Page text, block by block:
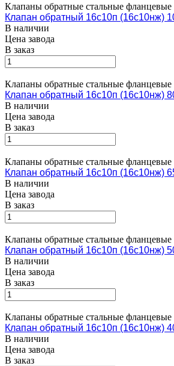
Клапаны обратные стальные фланцевые
Клапан обратный 16с10п (16с10нж)
В наличии
Цена завода
В заказ
Клапаны обратные стальные фланцевые
Клапан обратный 16с10п (16с10нж)
В наличии
Цена завода
В заказ
Клапаны обратные стальные фланцевые
Клапан обратный 16с10п (16с10нж)
В наличии
Цена завода
В заказ
Клапаны обратные стальные фланцевые
Клапан обратный 16с10п (16с10нж)
В наличии
Цена завода
В заказ
Клапаны обратные стальные фланцевые
Клапан обратный 16с10п (16с10нж)
В наличии
Цена завода
В заказ